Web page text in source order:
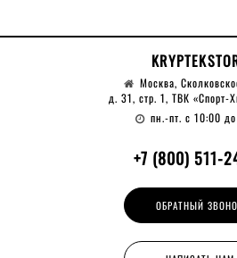
Москва,
д. 31, стр. 1, ТВК «Спорт-
пн.-пт. с 10:00
+7 (800) 511-
ОБРАТНЫЙ